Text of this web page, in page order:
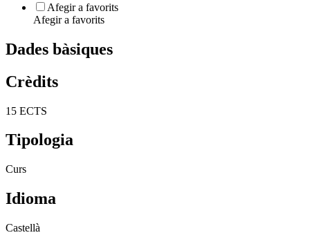
Afegir a favorits
Afegir a favorits
Dades bàsiques
Crèdits
15 ECTS
Tipologia
Curs
Idioma
Castellà